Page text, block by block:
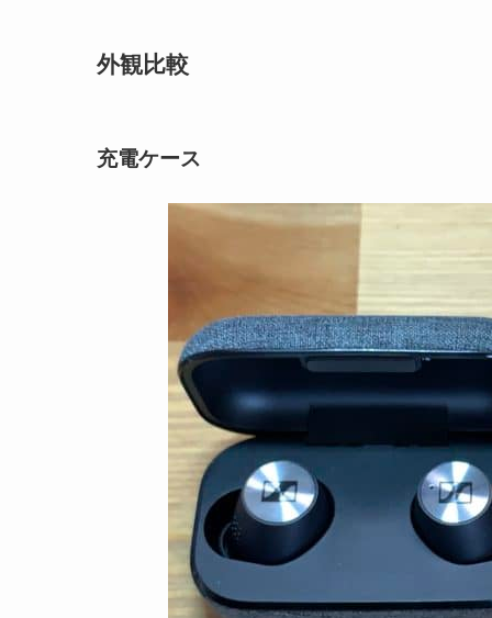
外観比較
充電ケース